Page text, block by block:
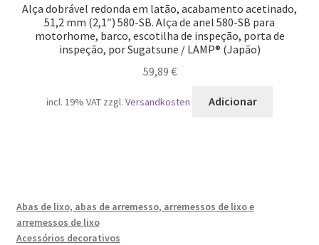
Alça dobrável redonda em latão, acabamento acetinado,
51,2 mm (2,1″) 580-SB. Alça de anel 580-SB para
motorhome, barco, escotilha de inspeção, porta de
inspeção, por Sugatsune / LAMP® (Japão)
59,89 €
incl. 19% VAT zzgl. Versandkosten Adicionar
Abas de lixo, abas de arremesso, arremessos de lixo e
arremessos de lixo
Acessórios decorativos